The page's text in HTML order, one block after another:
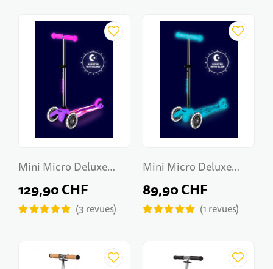
Mini Micro Deluxe
Glow LED Plus
129,90 CHF
3 revues
Mini Micro Deluxe
Glow LED
89,90 CHF
1 revues